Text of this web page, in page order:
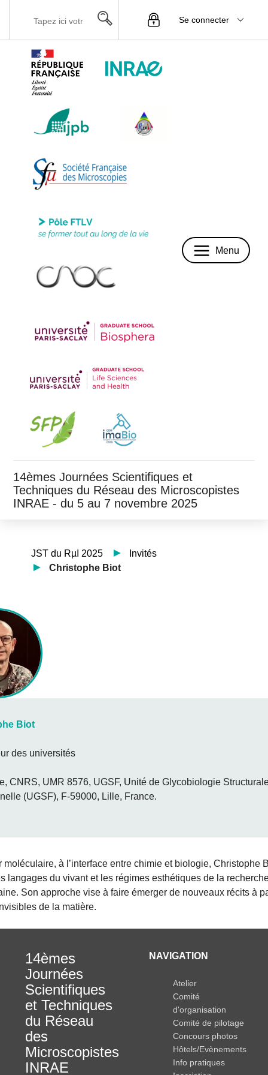
Se connecter
Menu
14èmes Journées Scientifiques et
Techniques du Réseau des Microscopistes
INRAE - du 5 au 7 novembre 2025
JST du RµI 2025
Invités
Christophe Biot
Biot
des universités
CNRS, UMR 8576, UGSF, Unité de Glycobiologie
(UGSF), F-59000, Lille, France.
moléculaire, à l’interface entre chimie et biologie, Christophe
langages du vivant et les régimes esthétiques de la
Son approche vise à faire émerger de nouveaux récits à
de la matière.
14èmes
Journées
Scientifiques
et Techniques
du Réseau
des
Microscopistes
INRAE
NAVIGATION
Atelier
Comité
d'organisation
Comité de pilotage
Concours photos
Hôtels/Evènements
Info pratiques